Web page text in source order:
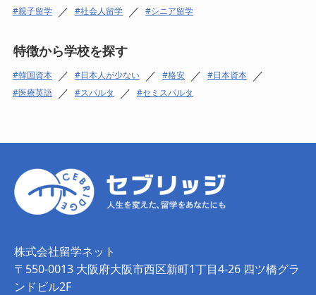
親子留学 ／ 社会人留学 ／ シニア留学
特徴から学校を探す
韓国資本 ／ 日本人が少ない ／ 格安 ／ 日本資本 ／
医療英語 ／ スパルタ ／ セミスパルタ
株式会社留学ネット
〒550-0013 大阪府大阪市西区新町1丁目4-26 四ツ橋グラ
ンドビル2F